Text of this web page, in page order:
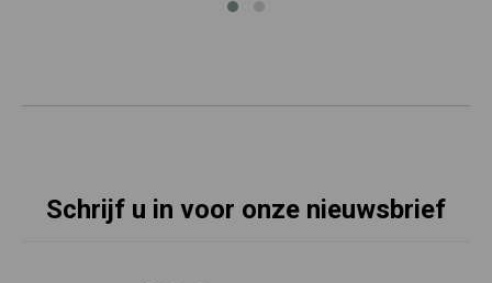
Schrijf u in voor onze nieuwsbrief